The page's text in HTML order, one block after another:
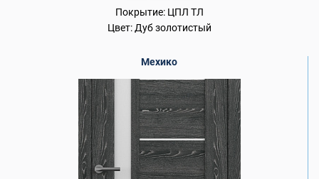
Покрытие: ЦПЛ ТЛ
Цвет: Дуб золотистый
Мехико